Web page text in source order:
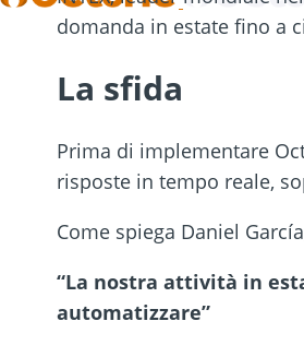
domanda in estate fino a
La sfida
Prima di implementare
risposte in tempo reale,
Come spiega Daniel
“La nostra attività in
automatizzare”